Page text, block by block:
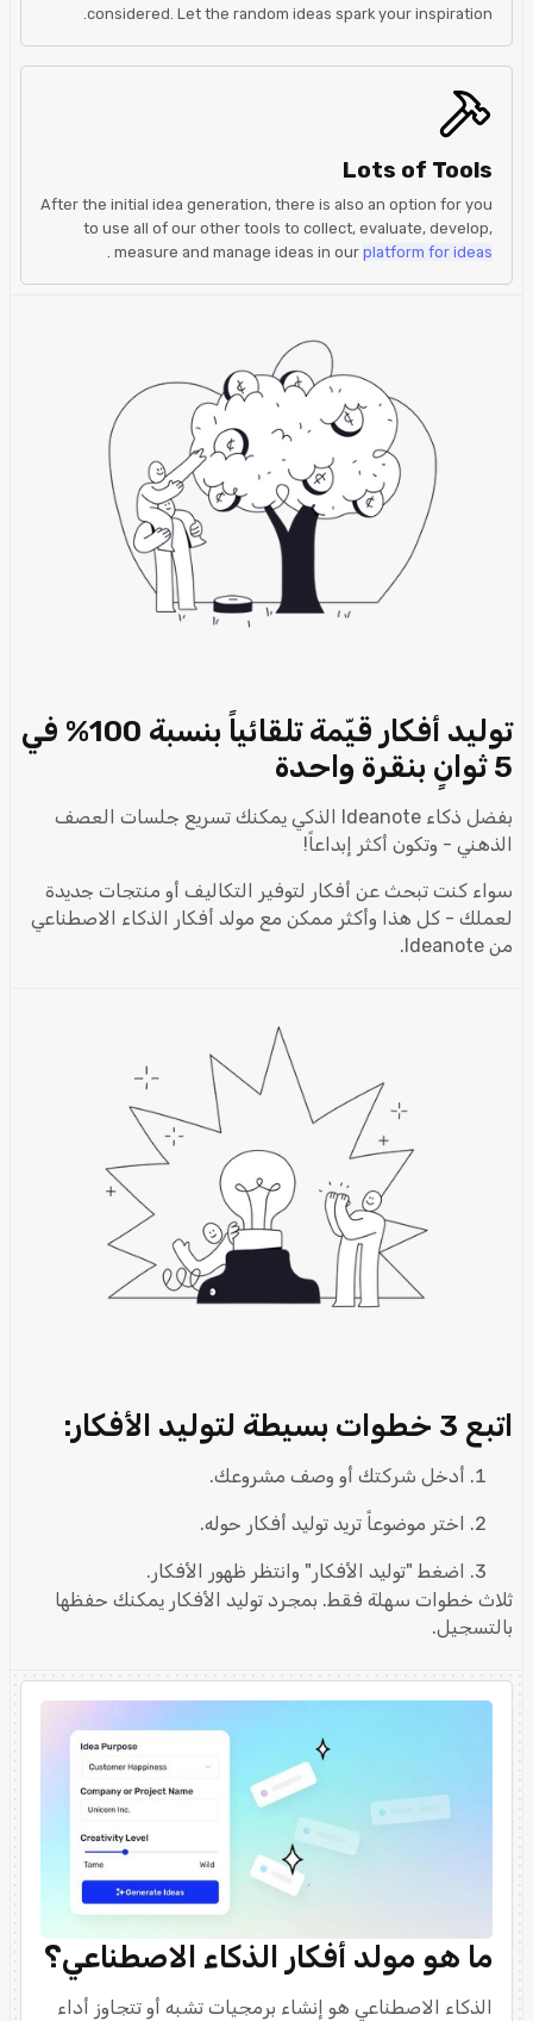
considered. Let the random ideas spark your inspiration.
Lots of Tools
After the initial idea generation, there is also an option for you
to use all of our other tools to collect, evaluate, develop,
measure and manage ideas in our platform for ideas
توليد أفكار قيّمة تلقائياً بنسبة 100% في
5 ثوانٍ بنقرة واحدة
بفضل ذكاء Ideanote الذكي يمكنك تسريع جلسات العصف
الذهني - وتكون أكثر إبداعاً!
سواء كنت تبحث عن أفكار لتوفير التكاليف أو منتجات جديدة
لعملك - كل هذا وأكثر ممكن مع مولد أفكار الذكاء الاصطناعي
من Ideanote.
اتبع 3 خطوات بسيطة لتوليد الأفكار:
أدخل شركتك أو وصف مشروعك.
اختر موضوعاً تريد توليد أفكار حوله.
اضغط "توليد الأفكار" وانتظر ظهور الأفكار.
ثلاث خطوات سهلة فقط. بمجرد توليد الأفكار يمكنك حفظها
بالتسجيل.
ما هو مولد أفكار الذكاء الاصطناعي؟
الذكاء الاصطناعي هو إنشاء برمجيات تشبه أو تتجاوز أداء